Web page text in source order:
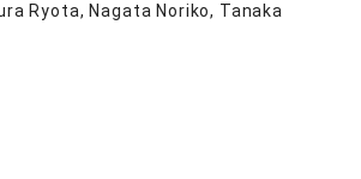
Ryota, Nagata Noriko, Tanaka